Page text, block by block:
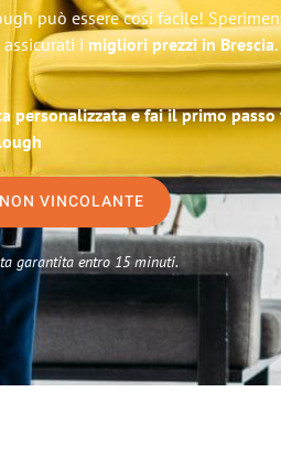
può essere così facile!
assicurati i migliori prezzi in Brescia.
personalizzata e fai il primo passo
VINCOLANTE
garantita entro 15 minuti.